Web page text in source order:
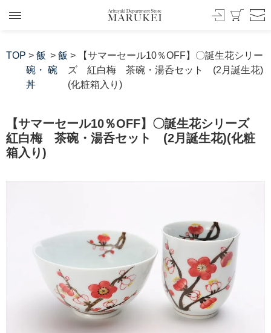
TOP > 飯
碗・
丼
> 飯
碗
> 【サマーセール10％OFF】〇誕生花シリー
ズ 紅白梅 茶碗・湯呑セット (2月誕生花)
(化粧箱入り)
【サマーセール10％OFF】〇誕生花シリーズ
紅白梅 茶碗・湯呑セット (2月誕生花)(化粧
箱入り)